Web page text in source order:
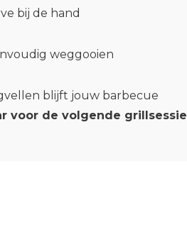
bij de hand
weggooien
blijft jouw barbecue
voor de volgende grillsessie